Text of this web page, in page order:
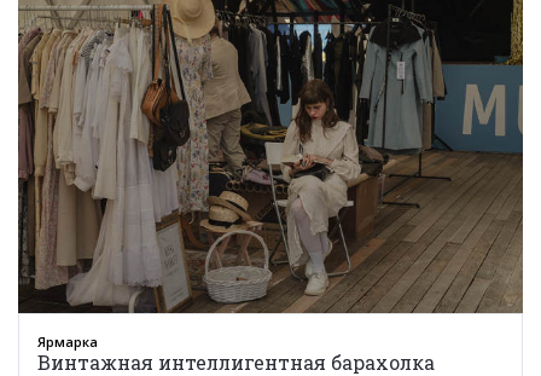
Ярмарка
Винтажная интеллигентная барахолка